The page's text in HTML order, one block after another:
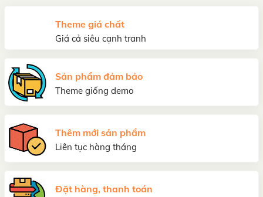
Theme giá chất
Giá cả siêu cạnh tranh
Sản phẩm đảm bảo
Theme giống demo
Thêm mới sản phẩm
Liên tục hàng tháng
Đặt hàng, thanh toán